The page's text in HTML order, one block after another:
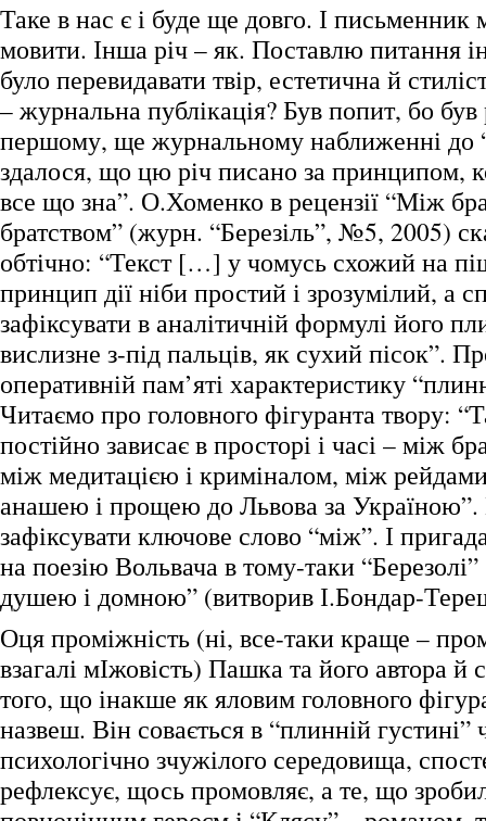
Таке в нас є і буде ще довго. І письменник
мовити. Інша річ – як. Поставлю питання
було перевидавати твір, естетична й
– журнальна публікація? Був попит, бо
першому, ще журнальному наближенні до
здалося, що цю річ писано за принципом,
все що зна”. О.Хоменко в рецензії “Між
братством” (журн. “Березіль”, №5, 2005)
обтічно: “Текст […] у чомусь схожий на
принцип дії ніби простий і зрозумілий, а
зафіксувати в аналітичній формулі його
вислизне з-під пальців, як сухий пісок”.
оперативній пам’яті характеристику
Читаємо про головного фігуранта твору:
постійно зависає в просторі і часі – між
між медитацією і криміналом, між
анашею і прощею до Львова за
зафіксувати ключове слово “між”. І
на поезію Вольвача в тому-таки
душею і домною” (витворив І.Бондар-
Оця проміжність (ні, все-таки краще –
взагалі мІжовість) Пашка та його автора й
того, що інакше як яловим головного
назвеш. Він совається в “плинній густині”
психологічно зчужілого середовища,
рефлексує, щось промовляє, а те, що